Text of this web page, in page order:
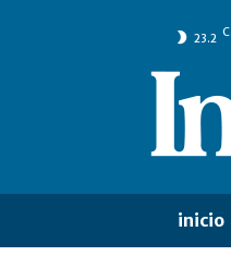
23.2 C
inicio